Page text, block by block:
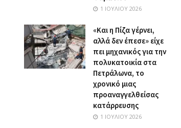
1 ΙΟΥΛΊΟΥ 2026
«Και η Πίζα γέρνει,
αλλά δεν έπεσε» είχε
πει μηχανικός για την
πολυκατοικία στα
Πετράλωνα, το
χρονικό μιας
προαναγγελθείσας
κατάρρευσης
1 ΙΟΥΛΊΟΥ 2026